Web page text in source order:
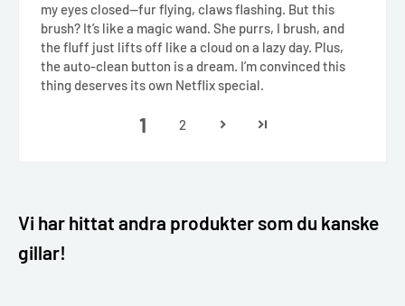
my eyes closed—fur flying, claws flashing. But this
brush? It’s like a magic wand. She purrs, I brush, and
the fluff just lifts off like a cloud on a lazy day. Plus,
the auto-clean button is a dream. I’m convinced this
thing deserves its own Netflix special.
1 2
Vi har hittat andra produkter som du kanske
gillar!